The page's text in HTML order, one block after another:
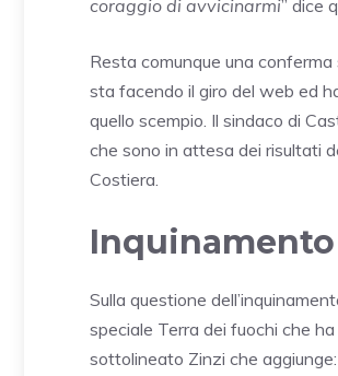
coraggio di avvicinarmi” dice
Resta comunque una
sta facendo il giro del web ed
quello scempio. Il sindaco di
che sono in attesa dei risultati
Costiera.
Sulla questione
speciale Terra dei fuochi che ha
sottolineato Zinzi che aggiunge: